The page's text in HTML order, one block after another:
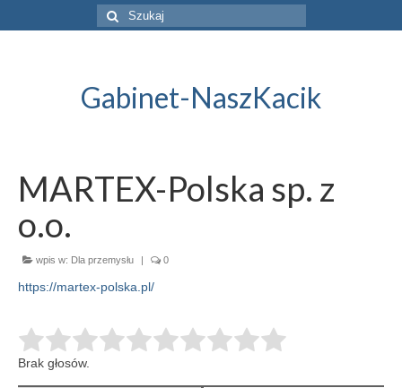
Szuklaj
w:
Gabinet-NaszKacik
MARTEX-Polska sp. z
o.o.
wpis w: Dla przemysłu | 0
https://martex-polska.pl/
Brak głosów.